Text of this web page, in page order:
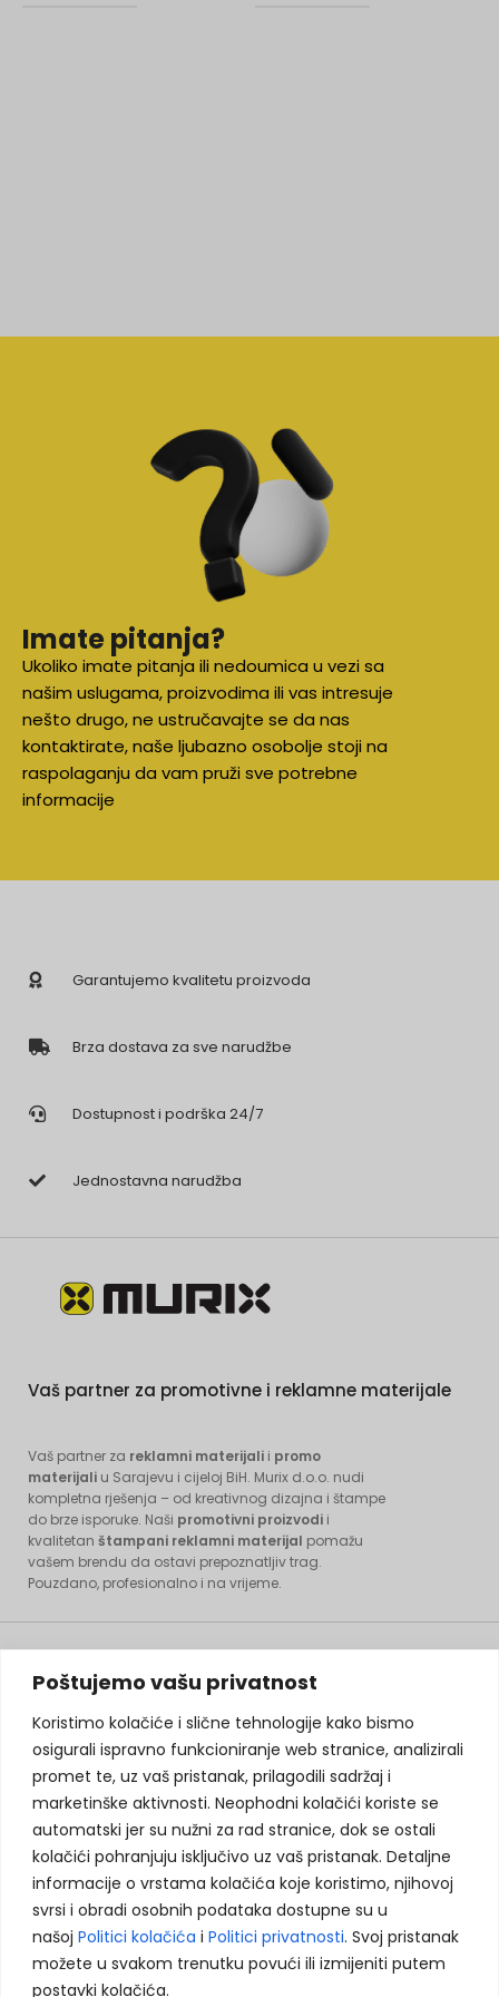
Koristimo kolačiće kako bismo poboljšali vaše
korisničko iskustvo, analizirali saobraćaj i
prikazali prilagođeni sadržaj. Više informacija
možete pronaći u našojPolitici privatnostii
Politici kolačića .
Poštujemo vašu privatnost
Koristimo kolačiće i slične tehnologije kako bismo
osigurali ispravno funkcioniranje web stranice, analizirali
promet te, uz vaš pristanak, prilagodili sadržaj i
marketinške aktivnosti. Neophodni kolačići koriste se
automatski jer su nužni za rad stranice, dok se ostali
kolačići pohranjuju isključivo uz vaš pristanak. Detaljne
informacije o vrstama kolačića koje koristimo, njihovoj
svrsi i obradi osobnih podataka dostupne su u
našoj Politici kolačića i Politici privatnosti. Svoj pristanak
možete u svakom trenutku povući ili izmijeniti putem
postavki kolačića.
Imate pitanja?
Ukoliko imate pitanja ili nedoumica u vezi sa
našim uslugama, proizvodima ili vas intresuje
nešto drugo, ne ustručavajte se da nas
kontaktirate, naše ljubazno osobolje stoji na
raspolaganju da vam pruži sve potrebne
informacije
Garantujemo kvalitetu proizvoda
Brza dostava za sve narudžbe
Dostupnost i podrška 24/7
Jednostavna narudžba
Vaš partner za promotivne i reklamne materijale
Vaš partner za reklamni materijali i promo
materijali u Sarajevu i cijeloj BiH. Murix d.o.o. nudi
kompletna rješenja – od kreativnog dizajna i štampe
do brze isporuke. Naši promotivni proizvodi i
kvalitetan štampani reklamni materijal pomažu
vašem brendu da ostavi prepoznatljiv trag.
Pouzdano, profesionalno i na vrijeme.
KONTAKT INFORMACIJE:
Husein Kapetana Gradaščevića, 74264 Jelah - Tešanj, BiH
agencija.murix@gmail.com
+387 32 664 364
PRETRAŽITE PROIZVODE: